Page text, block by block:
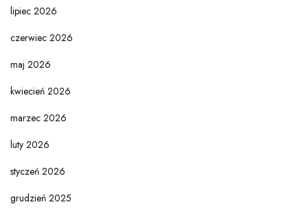
lipiec 2026
czerwiec 2026
maj 2026
kwiecień 2026
marzec 2026
luty 2026
styczeń 2026
grudzień 2025